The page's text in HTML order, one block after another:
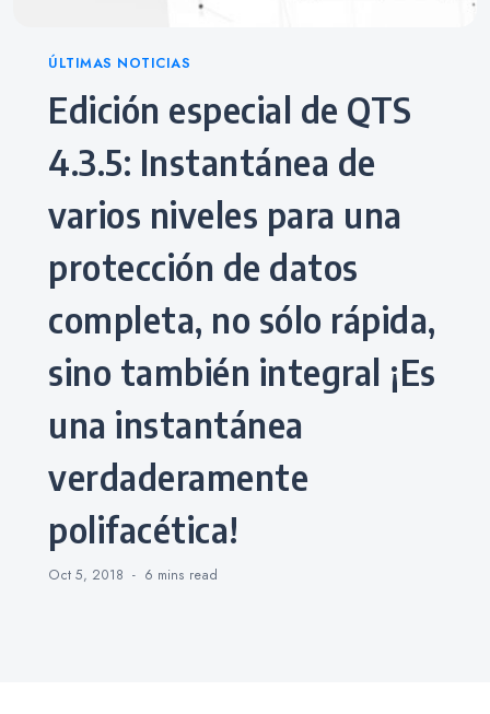
Categories
ÚLTIMAS NOTICIAS
Edición especial de QTS
4.3.5: Instantánea de
varios niveles para una
protección de datos
completa, no sólo rápida,
sino también integral ¡Es
una instantánea
verdaderamente
polifacética!
Oct 5, 2018 6 mins read